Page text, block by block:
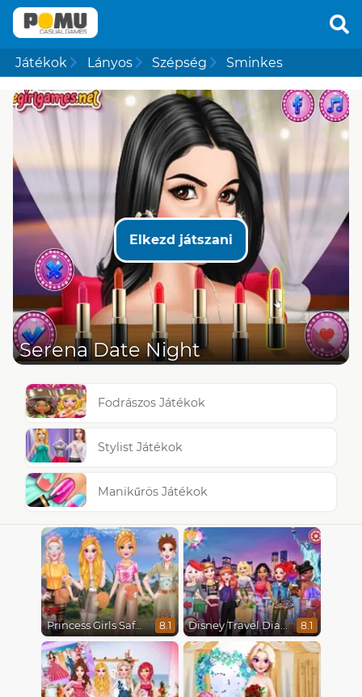
Játékok Lányos Szépség Sminkes
Elkezd játszani
Serena Date Night
Fodrászos Játékok
Stylist Játékok
Manikűrös Játékok
Princess Girls Safari Trip 8.1 Disney Travel Diaries: City Break 8.1